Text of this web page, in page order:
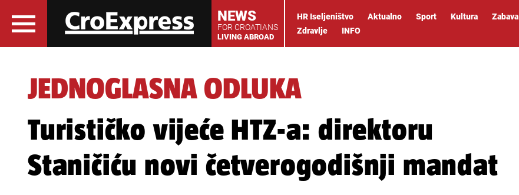
NEWS
FOR CROATIANS
LIVING ABROAD
HR Iseljeništvo Aktualno Sport Kultura Zabava
Zdravlje
INFO
JEDNOGLASNA ODLUKA
Turističko vijeće HTZ-a: direktoru
Staničiću novi četverogodišnji mandat